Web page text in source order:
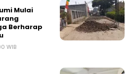
Mulai
Berharap
WIB